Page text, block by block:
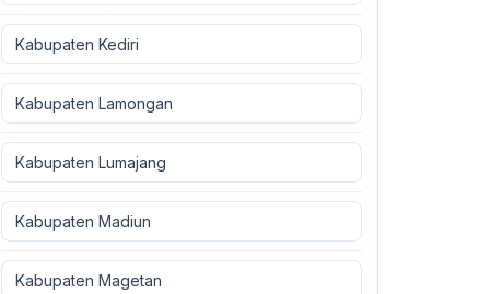
Kabupaten Kediri
Kabupaten Lamongan
Kabupaten Lumajang
Kabupaten Madiun
Kabupaten Magetan